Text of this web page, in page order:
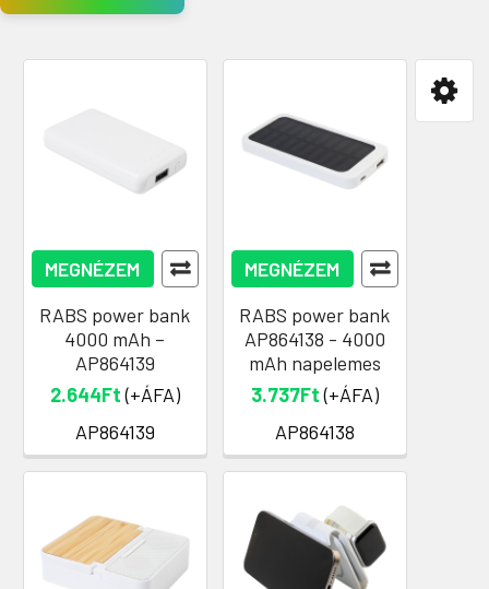
MEGNÉZEM
RABS power bank
4000 mAh –
AP864139
2.644Ft(+ÁFA)
AP864139
MEGNÉZEM
RABS power bank
AP864138 - 4000
mAh napelemes
3.737Ft(+ÁFA)
AP864138